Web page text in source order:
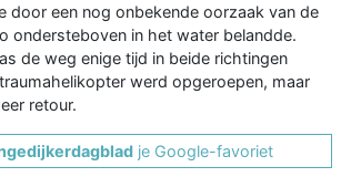
door een nog onbekende oorzaak van de
ondersteboven in het water belandde.
de weg enige tijd in beide richtingen
werd opgeroepen, maar
retour.
je Google-favoriet